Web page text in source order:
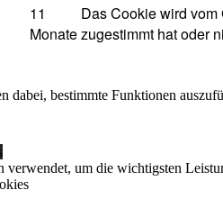
11
Monate
Das Cookie wird
zugestimmt hat oder
dabei, bestimmte Funktionen
um die wichtigsten